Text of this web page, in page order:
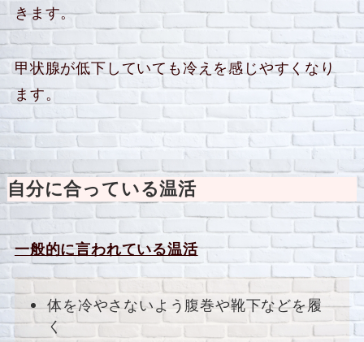
きます。
甲状腺が低下していても冷えを感じやすくなり
ます。
自分に合っている温活
一般的に言われている温活
体を冷やさないよう腹巻や靴下などを履
く